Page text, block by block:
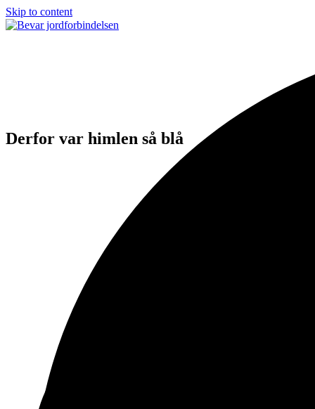
Skip to content
Derfor var himlen så blå